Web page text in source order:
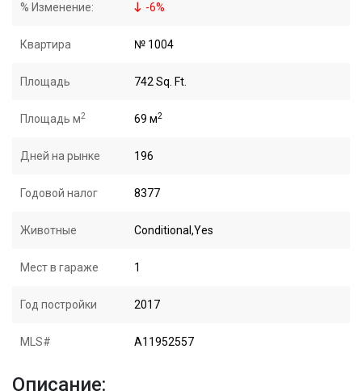
% Изменение: -6%
Квартира № 1004
Площадь 742 Sq. Ft.
Площадь м2 69 м2
Дней на рынке 196
Годовой налог 8377
Животные Conditional,Yes
Мест в гараже 1
Год постройки 2017
MLS# A11952557
Описание: